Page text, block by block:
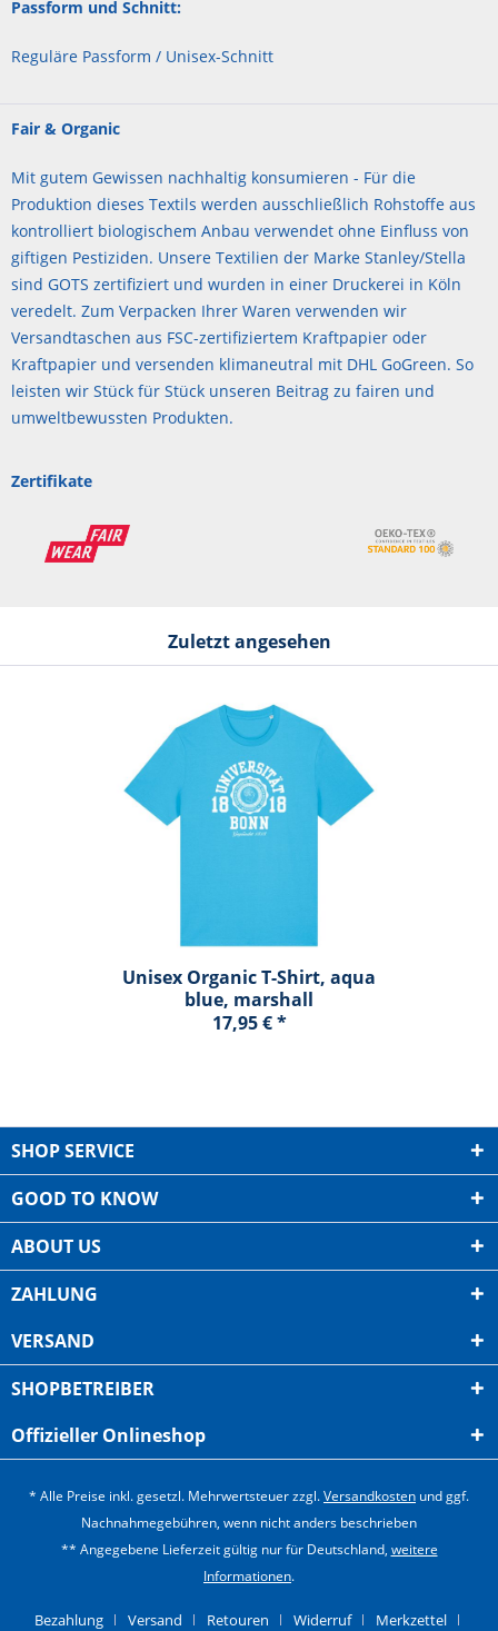
Passform und Schnitt:
Reguläre Passform / Unisex-Schnitt
Fair & Organic
Mit gutem Gewissen nachhaltig konsumieren - Für die
Produktion dieses Textils werden ausschließlich Rohstoffe aus
kontrolliert biologischem Anbau verwendet ohne Einfluss von
giftigen Pestiziden. Unsere Textilien der Marke Stanley/Stella
sind GOTS zertifiziert und wurden in einer Druckerei in Köln
veredelt. Zum Verpacken Ihrer Waren verwenden wir
Versandtaschen aus FSC-zertifiziertem Kraftpapier oder
Kraftpapier und versenden klimaneutral mit DHL GoGreen. So
leisten wir Stück für Stück unseren Beitrag zu fairen und
umweltbewussten Produkten.
Zertifikate
Zuletzt angesehen
Unisex Organic T-Shirt, aqua
blue, marshall
17,95 € *
SHOP SERVICE
GOOD TO KNOW
ABOUT US
ZAHLUNG
VERSAND
SHOPBETREIBER
Offizieller Onlineshop
* Alle Preise inkl. gesetzl. Mehrwertsteuer zzgl.Versandkosten und ggf.
Nachnahmegebühren, wenn nicht anders beschrieben
** Angegebene Lieferzeit gültig nur für Deutschland, weitere
Informationen.
Bezahlung Versand Retouren Widerruf Merkzettel